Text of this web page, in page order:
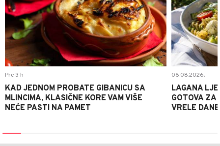
Pre 3 h
KAD JEDNOM PROBATE GIBANICU SA
MLINCIMA, KLASIČNE KORE VAM VIŠE
NEĆE PASTI NA PAMET
06.08.2026.
LAGANA
GOTOVA ZA
VRELE DANE